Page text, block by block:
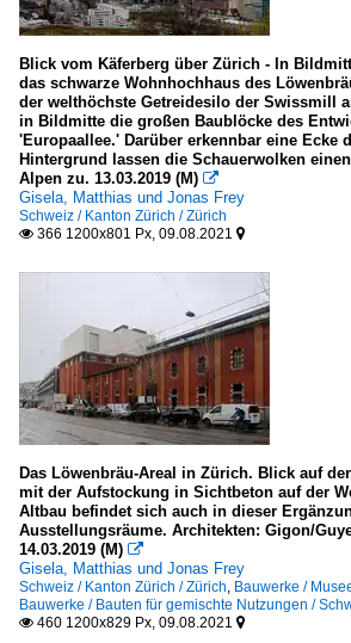
USA
Frank Gehry
Murphy und Jahn
Richard Meier and Partners
Vereinigtes Königreich
Chipperfield Architects
Zaha Hadid Architects
Bauwerke
Amts- und Gerichtsgebäude
Deutschland
Europa
Bauten für den Konsum
Deutschland
Europa
Blick vom Käferberg über Zürich - In
das schwarze Wohnhochhaus des
der welthöchste Getreidesilo der Swissmill
in Bildmitte die großen Baublöcke des
'Europaallee.' Darüber erkennbar eine Ecke
Hintergrund lassen die Schauerwolken
Alpen zu. 13.03.2019 (M) 
Gisela, Matthias und Jonas Frey
Schweiz / Kanton Zürich / Zürich
 366 1200x801 Px, 09.08.2021 
Das Löwenbräu-Areal in Zürich. Blick auf
mit der Aufstockung in Sichtbeton auf der
Altbau befindet sich auch in dieser
Ausstellungsräume. Architekten: Gigon/
14.03.2019 (M) 
Gisela, Matthias und Jonas Frey
Schweiz / Kanton Zürich / Zürich, Bauwerke /
Bauwerke / Bauten für gemischte Nutzungen /
 460 1200x829 Px, 09.08.2021 